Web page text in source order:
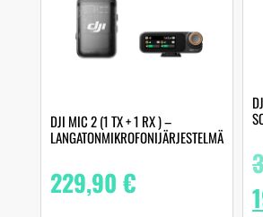
DJI MIC 2 (1 TX + 1 RX ) –
LANGATONMIKROFONIJÄRJESTELMÄ
229,90 €